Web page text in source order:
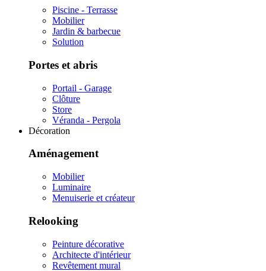
Piscine - Terrasse
Mobilier
Jardin & barbecue
Solution
Portes et abris
Portail - Garage
Clôture
Store
Véranda - Pergola
Décoration
Aménagement
Mobilier
Luminaire
Menuiserie et créateur
Relooking
Peinture décorative
Architecte d'intérieur
Revêtement mural